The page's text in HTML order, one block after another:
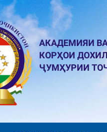
АКАДЕМИЯИ
КОРҲОИ
ҶУМҲУРИИ